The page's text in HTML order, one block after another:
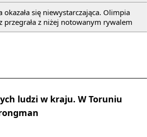
okazała się niewystarczająca. Olimpia
przegrała z niżej notowanym rywalem
ludzi w kraju. W Toruniu